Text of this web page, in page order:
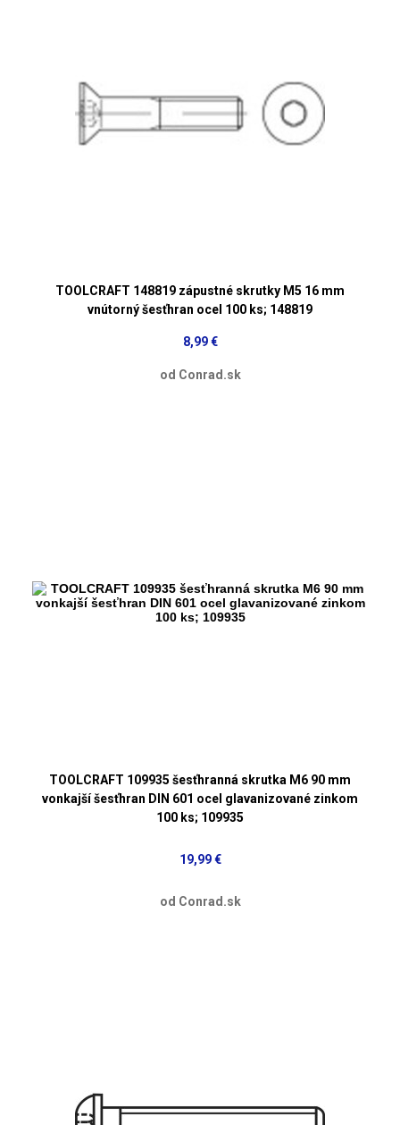
TOOLCRAFT 148819 zápustné skrutky M5 16 mm
vnútorný šesťhran ocel 100 ks; 148819
8,99 €
od Conrad.sk
TOOLCRAFT 109935 šesťhranná skrutka M6 90 mm
vonkajší šesťhran DIN 601 ocel glavanizované zinkom
100 ks; 109935
19,99 €
od Conrad.sk